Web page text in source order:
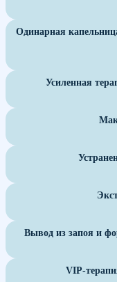
Одинарная
Усиленная
Вывод из запоя и
VIP-